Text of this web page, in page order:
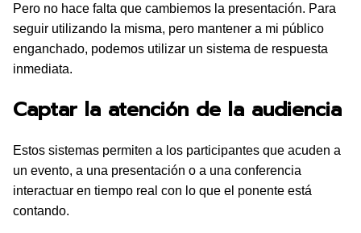
Pero no hace falta que cambiemos la presentación. Para
seguir utilizando la misma, pero mantener a mi público
enganchado, podemos utilizar un sistema de respuesta
inmediata.
Captar la atención de la audiencia
Estos sistemas permiten a los participantes que acuden a
un evento, a una presentación o a una conferencia
interactuar en tiempo real con lo que el ponente está
contando.